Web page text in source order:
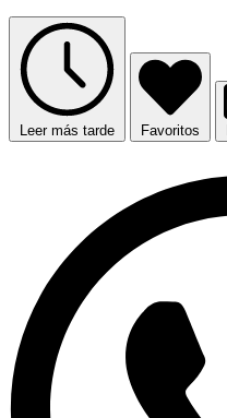
Leer más tarde Favoritos